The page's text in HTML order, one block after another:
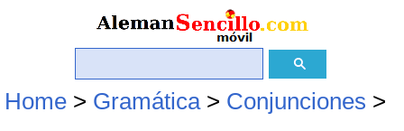
Home > Gramática> Conjunciones >